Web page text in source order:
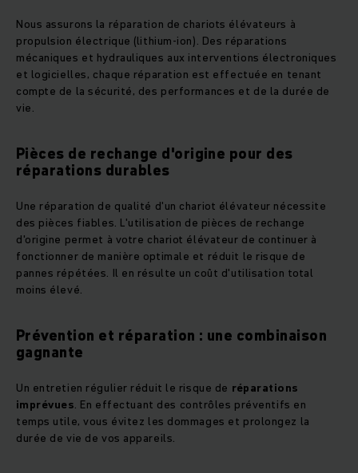
Nous assurons la réparation de chariots élévateurs à
propulsion électrique (lithium-ion). Des réparations
mécaniques et hydrauliques aux interventions électroniques
et logicielles, chaque réparation est effectuée en tenant
compte de la sécurité, des performances et de la durée de
vie.
Pièces de rechange d'origine pour des
réparations durables
Une réparation de qualité d'un chariot élévateur nécessite
des pièces fiables. L'utilisation de pièces de rechange
d'origine permet à votre chariot élévateur de continuer à
fonctionner de manière optimale et réduit le risque de
pannes répétées. Il en résulte un coût d'utilisation total
moins élevé.
Prévention et réparation : une combinaison
gagnante
Un entretien régulier réduit le risque de réparations
imprévues. En effectuant des contrôles préventifs en
temps utile, vous évitez les dommages et prolongez la
durée de vie de vos appareils.